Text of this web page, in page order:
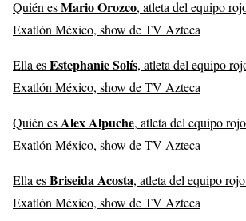
Quién esMario Orozco, atleta del equipo
Exatlón México, show de TV Azteca
Ella esEstephanie Solís, atleta del equipo
Exatlón México, show de TV Azteca
Quién esAlex Alpuche, atleta del equipo
Exatlón México, show de TV Azteca
Ella esBriseida Acosta, atleta del equipo
Exatlón México, show de TV Azteca